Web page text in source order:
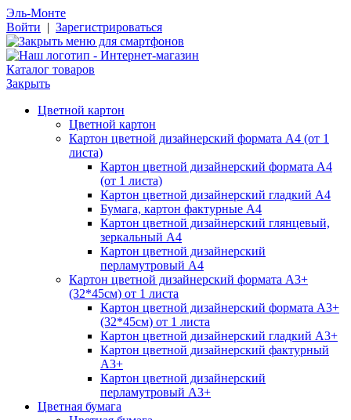
Эль-Монте
Войти | Зарегистрироваться
Каталог товаров
Закрыть
Цветной картон
Цветной картон
Картон цветной дизайнерский формата А4 (от 1
листа)
Картон цветной дизайнерский формата А4
(от 1 листа)
Картон цветной дизайнерский гладкий А4
Бумага, картон фактурные А4
Картон цветной дизайнерский глянцевый,
зеркальный А4
Картон цветной дизайнерский
перламутровый А4
Картон цветной дизайнерский формата А3+
(32*45см) от 1 листа
Картон цветной дизайнерский формата А3+
(32*45см) от 1 листа
Картон цветной дизайнерский гладкий А3+
Картон цветной дизайнерский фактурный
А3+
Картон цветной дизайнерский
перламутровый А3+
Цветная бумага